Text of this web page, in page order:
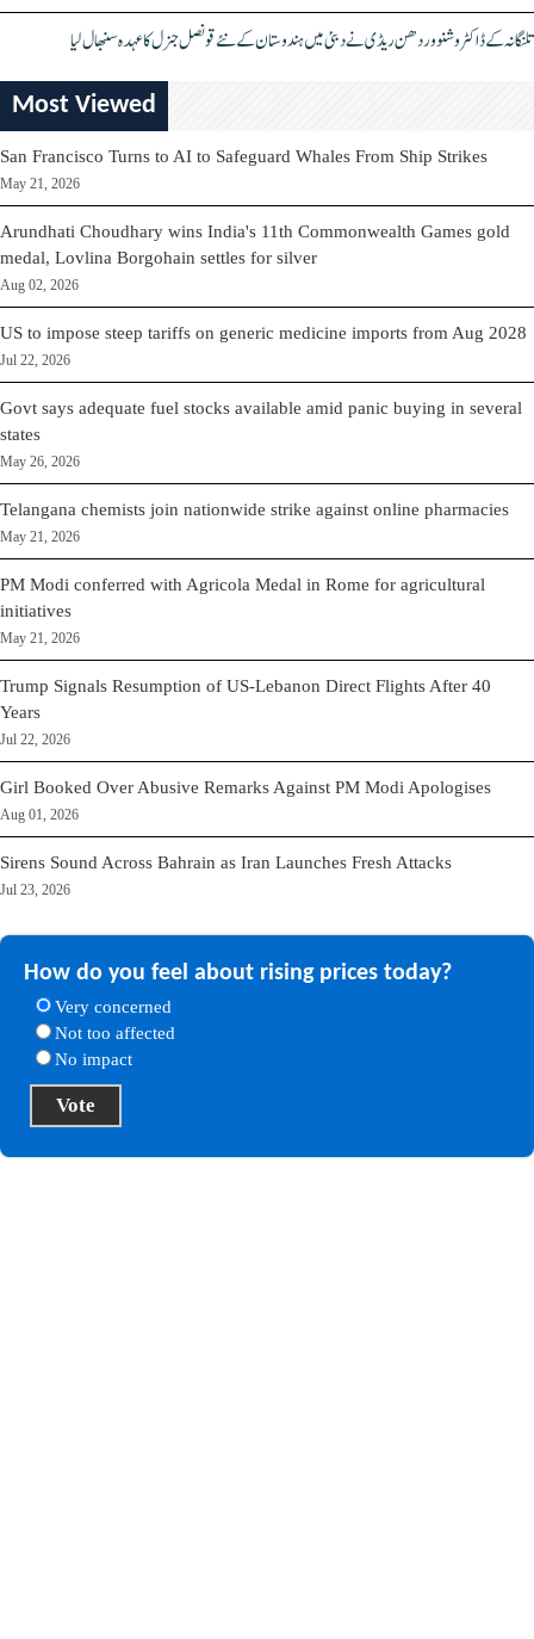
تلنگانہ کے ڈاکٹر وشنو وردھن ریڈی نے دبئی میں ہندوستان کے نئے قونصل جنرل کا عہدہ سنبھال لیا
Most Viewed
San Francisco Turns to AI to Safeguard Whales From Ship Strikes
May 21, 2026
Arundhati Choudhary wins India's 11th Commonwealth Games gold
medal, Lovlina Borgohain settles for silver
Aug 02, 2026
US to impose steep tariffs on generic medicine imports from Aug 2028
Jul 22, 2026
Govt says adequate fuel stocks available amid panic buying in several
states
May 26, 2026
Telangana chemists join nationwide strike against online pharmacies
May 21, 2026
PM Modi conferred with Agricola Medal in Rome for agricultural
initiatives
May 21, 2026
Trump Signals Resumption of US-Lebanon Direct Flights After 40
Years
Jul 22, 2026
Girl Booked Over Abusive Remarks Against PM Modi Apologises
Aug 01, 2026
Sirens Sound Across Bahrain as Iran Launches Fresh Attacks
Jul 23, 2026
How do you feel about rising prices today?
Very concerned
Not too affected
No impact